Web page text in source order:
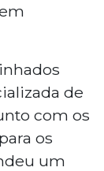
de
com os
os
um